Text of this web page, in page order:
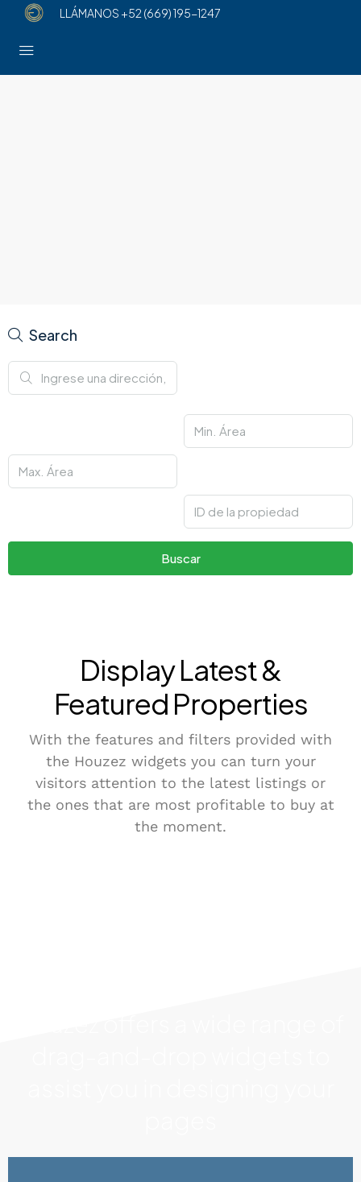
LLÁMANOS +52 (669) 195-1247
Search
Buscar
Display Latest &
Featured Properties
With the features and filters provided with
the Houzez widgets you can turn your
visitors attention to the latest listings or
the ones that are most profitable to buy at
the moment.